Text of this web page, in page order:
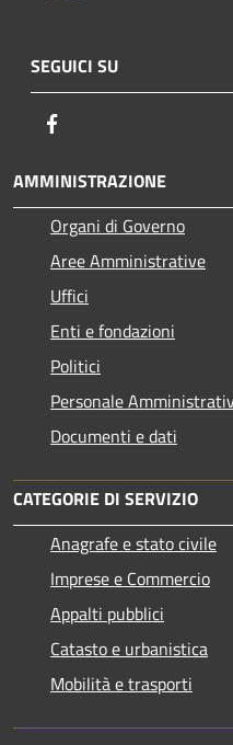
SEGUICI SU
AMMINISTRAZIONE
Organi di Governo
Aree Amministrative
Uffici
Enti e fondazioni
Politici
Personale
Documenti e dati
CATEGORIE DI SERVIZIO
Anagrafe e stato civile
Imprese e Commercio
Appalti pubblici
Catasto e urbanistica
Mobilità e trasporti